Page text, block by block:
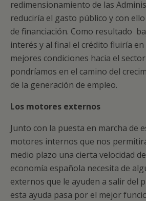
redimensionamiento de las
reduciría el gasto público y con
de financiación. Como resultado
interés y al final el crédito fluiría en
mejores condiciones hacia el
pondríamos en el camino del
de la generación de empleo.
Los motores externos
Junto con la puesta en marcha de
motores internos que nos
medio plazo una cierta velocidad
economía española necesita de
externos que le ayuden a salir del
esta ayuda pasa por el mejor